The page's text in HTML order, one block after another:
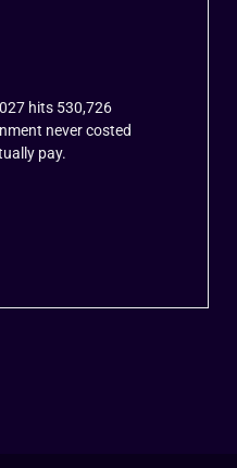
hits 530,726
never costed
pay.